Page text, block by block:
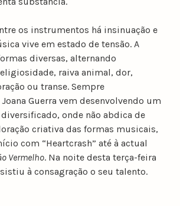
os instrumentos há insinuação e
vive em estado de tensão. A
diversas, alternando
raiva animal, dor,
ou transe. Sempre
Guerra vem desenvolvendo um
onde não abdica de
criativa das formas musicais,
com “Heartcrash” até à actual
Vermelho. Na noite desta terça-feira
à consagração o seu talento.